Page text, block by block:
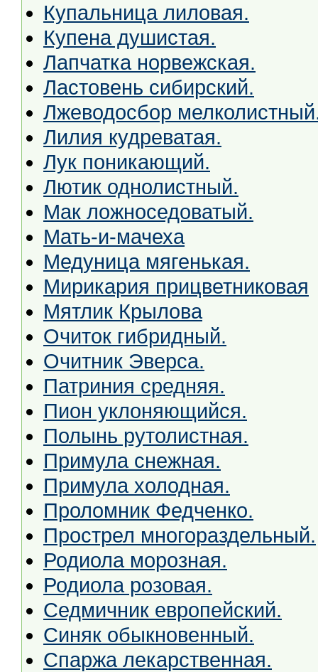
Купальница лиловая.
Купена душистая.
Лапчатка норвежская.
Ластовень сибирский.
Лжеводосбор
Лилия кудреватая.
Лук поникающий.
Лютик однолистный.
Мак ложноседоватый.
Мать-и-мачеха
Медуница мягенькая.
Мирикария прицветниковая
Мятлик Крылова
Очиток гибридный.
Очитник Эверса.
Патриния средняя.
Пион уклоняющийся.
Полынь рутолистная.
Примула снежная.
Примула холодная.
Проломник Федченко.
Прострел многораздельный.
Родиола морозная.
Родиола розовая.
Седмичник европейский.
Синяк обыкновенный.
Спаржа лекарственная.